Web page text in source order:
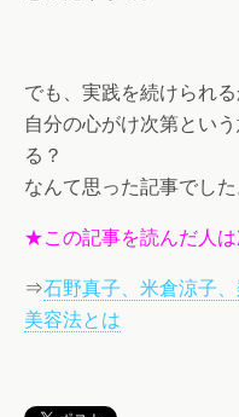
でも、実践を続けられ
自分の心がけ次第とい
る？
なんて思った記事でした
★この記事を読んだ人
⇒石野真子、米倉涼子
美容法とは